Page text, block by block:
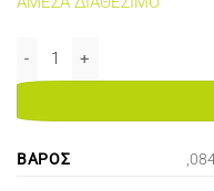
LEXMARK C540/543/544/
ΒΆΡΟΣ